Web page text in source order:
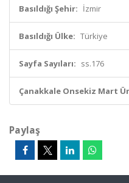
Basıldığı Şehir: İzmir
Basıldığı Ülke: Türkiye
Sayfa Sayıları: ss.176
Çanakkale Onsekiz Mart
Paylaş